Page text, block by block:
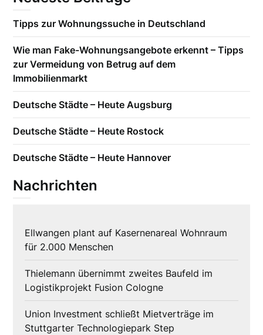
Tipps zur Wohnungssuche in Deutschland
Wie man Fake-Wohnungsangebote erkennt – Tipps
zur Vermeidung von Betrug auf dem
Immobilienmarkt
Deutsche Städte – Heute Augsburg
Deutsche Städte – Heute Rostock
Deutsche Städte – Heute Hannover
Nachrichten
Ellwangen plant auf Kasernenareal Wohnraum
für 2.000 Menschen
Thielemann übernimmt zweites Baufeld im
Logistikprojekt Fusion Cologne
Union Investment schließt Mietverträge im
Stuttgarter Technologiepark Step